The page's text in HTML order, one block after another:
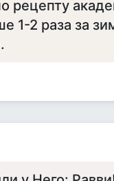
рецепту
1-2 раза за